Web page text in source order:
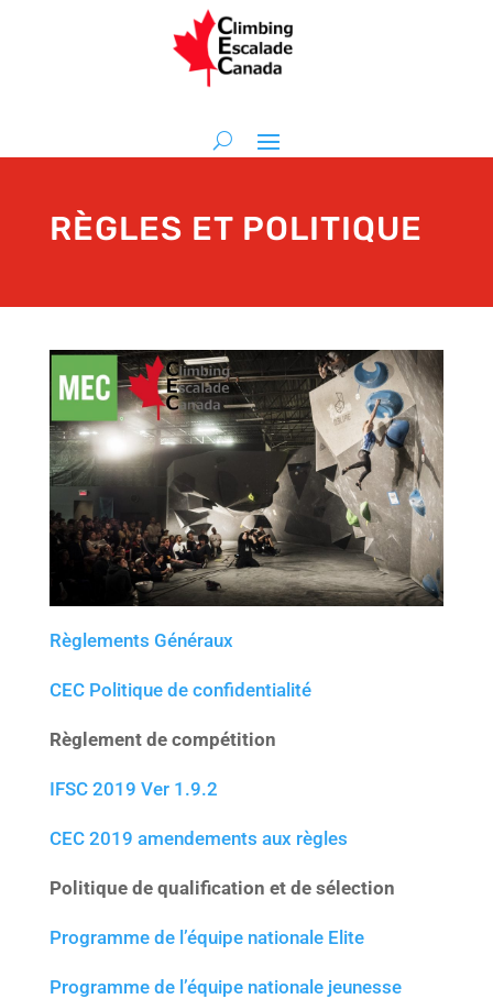
RÈGLES ET POLITIQUE
Règlements Généraux
CEC Politique de confidentialité
Règlement de compétition
IFSC 2019 Ver 1.9.2
CEC 2019 amendements aux règles
Politique de qualification et de sélection
Programme de l’équipe nationale Elite
Programme de l’équipe nationale jeunesse